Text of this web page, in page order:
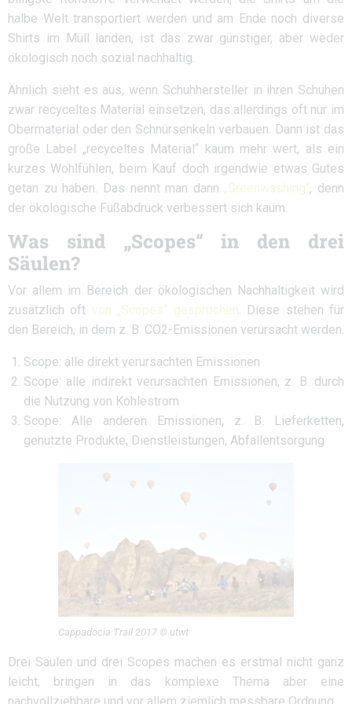
halbe Welt transportiert werden und am Ende noch diverse
Shirts im Müll landen, ist das zwar günstiger, aber weder
ökologisch noch sozial nachhaltig.
Ähnlich sieht es aus, wenn Schuhhersteller in ihren Schuhen
zwar recyceltes Material einsetzen, das allerdings oft nur im
Obermaterial oder den Schnürsenkeln verbauen. Dann ist das
große Label „recyceltes Material“ kaum mehr wert, als ein
kurzes Wohlfühlen, beim Kauf doch irgendwie etwas Gutes
getan zu haben. Das nennt man dann „Greenwashing“, denn
der ökologische Fußabdruck verbessert sich kaum.
Was sind „Scopes“ in den drei
Säulen?
Vor allem im Bereich der ökologischen Nachhaltigkeit wird
zusätzlich oft von „Scopes“ gesprochen. Diese stehen für
den Bereich, in dem z. B. CO2-Emissionen verursacht werden.
Scope: alle direkt verursachten Emissionen
Scope: alle indirekt verursachten Emissionen, z. B. durch
die Nutzung von Kohlestrom
Scope: Alle anderen Emissionen, z. B. Lieferketten,
genutzte Produkte, Dienstleistungen, Abfallentsorgung
Cappadocia Trail 2017 © utwt
Drei Säulen und drei Scopes machen es erstmal nicht ganz
leicht, bringen in das komplexe Thema aber eine